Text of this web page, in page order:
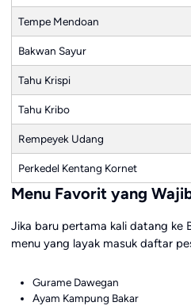
Tempe Mendoan
Bakwan Sayur
Tahu Krispi
Tahu Kribo
Rempeyek Udang
Perkedel Kentang Kornet
Menu Favorit yang
Jika baru pertama kali datang ke
menu yang layak masuk daftar
Gurame Dawegan
Ayam Kampung Bakar